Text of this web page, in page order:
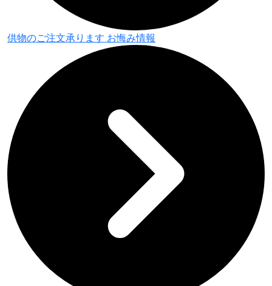
供物のご注文承ります お悔み情報